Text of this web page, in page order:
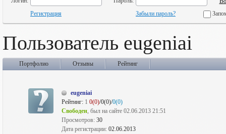
Регистрация
Забыли пароль?
Пользователь eugeniai
Портфолио Отзывы Рейтинг
eugeniai
Рейтинг: 1 0(0)/0(0)/0(0)
Свободен, был на сайте 02.06.2013 21:51
Просмотров: 30
Дата регистрации: 02.06.2013